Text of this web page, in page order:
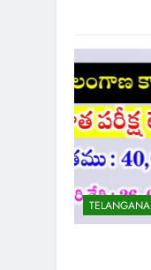
TELANGANA